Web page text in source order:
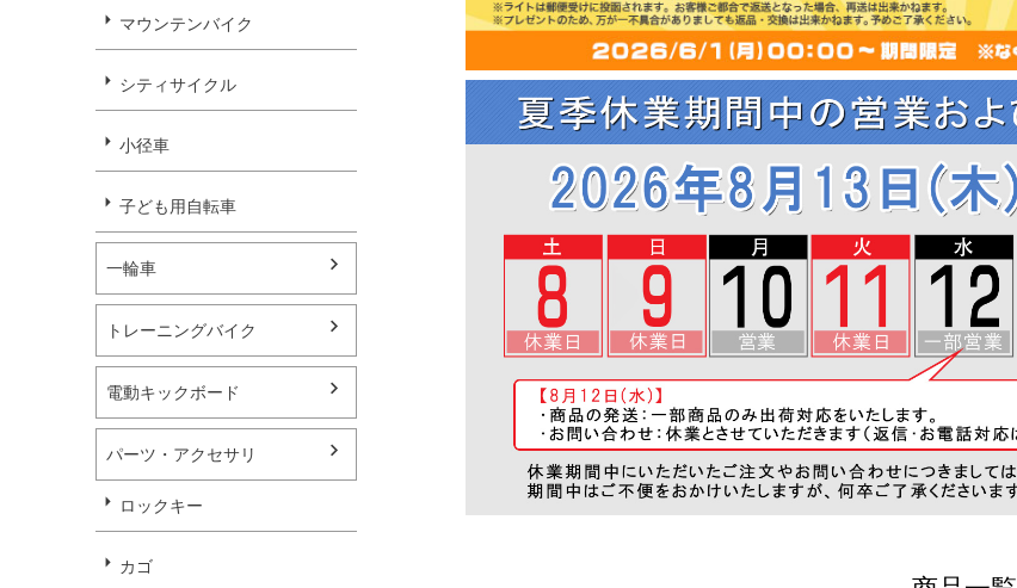
マウンテンバイク
シティサイクル
小径車
子ども用自転車
一輪車
トレーニングバイク
電動キックボード
パーツ・アクセサリ
ロックキー
カゴ
電動アシスト自転車
電動キックボード
スポーツバイク
通勤・通学
小径車・ミニベロ
折りたたみ自転車
子ども用
ノーパンクタイヤ
カーボンフレーム
パーツ・アクセサリ
タイヤサイズで選ぶ
指定なし
700c 8インチ 12インチ
20インチ
22インチ
24インチ
パーツを選ぶ
パーツ・アクセサリー
ロックキー カゴ
ポンプ
サドルカバー＆サイクルカバー
ライト
ヘルメット
チャイルドシート＆カバー
タイヤ＆チューブ その他